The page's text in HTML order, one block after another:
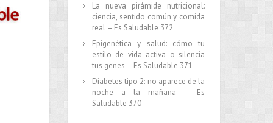
La nueva pirámide nutricional:
ciencia, sentido común y comida
real – Es Saludable 372
Epigenética y salud: cómo tu
estilo de vida activa o silencia
tus genes – Es Saludable 371
Diabetes tipo 2: no aparece de la
noche a la mañana – Es
Saludable 370